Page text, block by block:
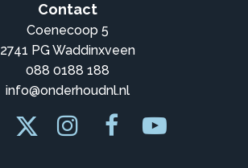
Contact
Coenecoop 5
2741 PG Waddinxveen
088 0188 188
info@onderhoudnl.nl